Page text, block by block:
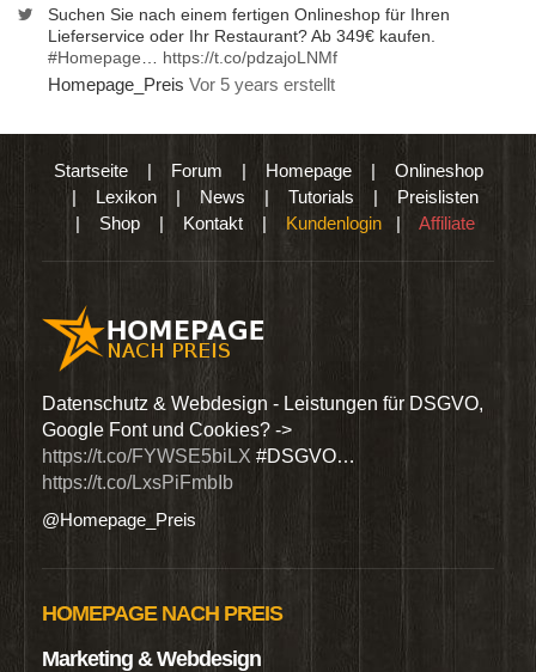
Suchen Sie nach einem fertigen Onlineshop für Ihren
Lieferservice oder Ihr Restaurant? Ab 349€ kaufen.
#Homepage
https://t.co/pdzajoLNMf
Homepage_Preis Vor 5 years erstellt
Startseite| Forum | Homepage| Onlineshop
| Lexikon | News | Tutorials | Preislisten
| Shop | Kontakt | Kundenlogin | Affiliate
Datenschutz & Webdesign - Leistungen für DSGVO,
Google Font und Cookies? ->
https://t.co/FYWSE5biLX #DSGVO…
https://t.co/LxsPiFmbIb
@Homepage_Preis
HOMEPAGE NACH PREIS
Marketing & Webdesign